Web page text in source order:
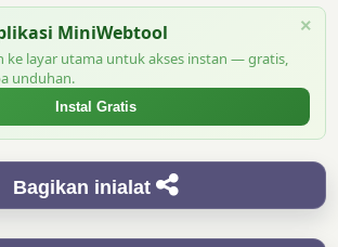
MiniWebtool
ke layar utama untuk akses instan — gratis,
unduhan.
Instal Gratis
×
Bagikan inialat